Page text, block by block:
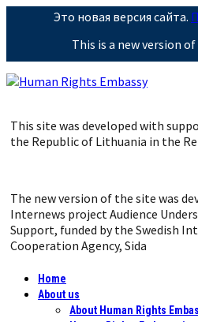
Это новая версия сайта.
This is a new version
This site was developed with
the Republic of Lithuania in the
The new version of the site was
Internews project Audience
Support, funded by the Swedish
Cooperation Agency, Sida
Home
About us
About Human Rights